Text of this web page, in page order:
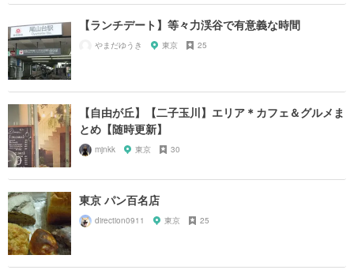
【ランチデート】等々力渓谷で有意義な時間
やまだゆうき 東京 25
【自由が丘】【二子玉川】エリア＊カフェ＆グルメま
とめ【随時更新】
mjnkk 東京 30
東京 パン百名店
direction0911 東京 25